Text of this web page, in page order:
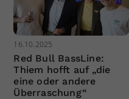
16.10.2025
Red Bull BassLine:
Thiem hofft auf „die
eine oder andere
Überraschung“